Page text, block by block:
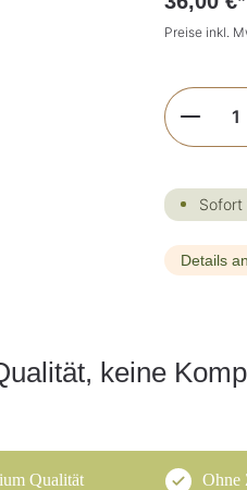
Preise inkl.
Sofort
Details
keine
Qualität Ohne